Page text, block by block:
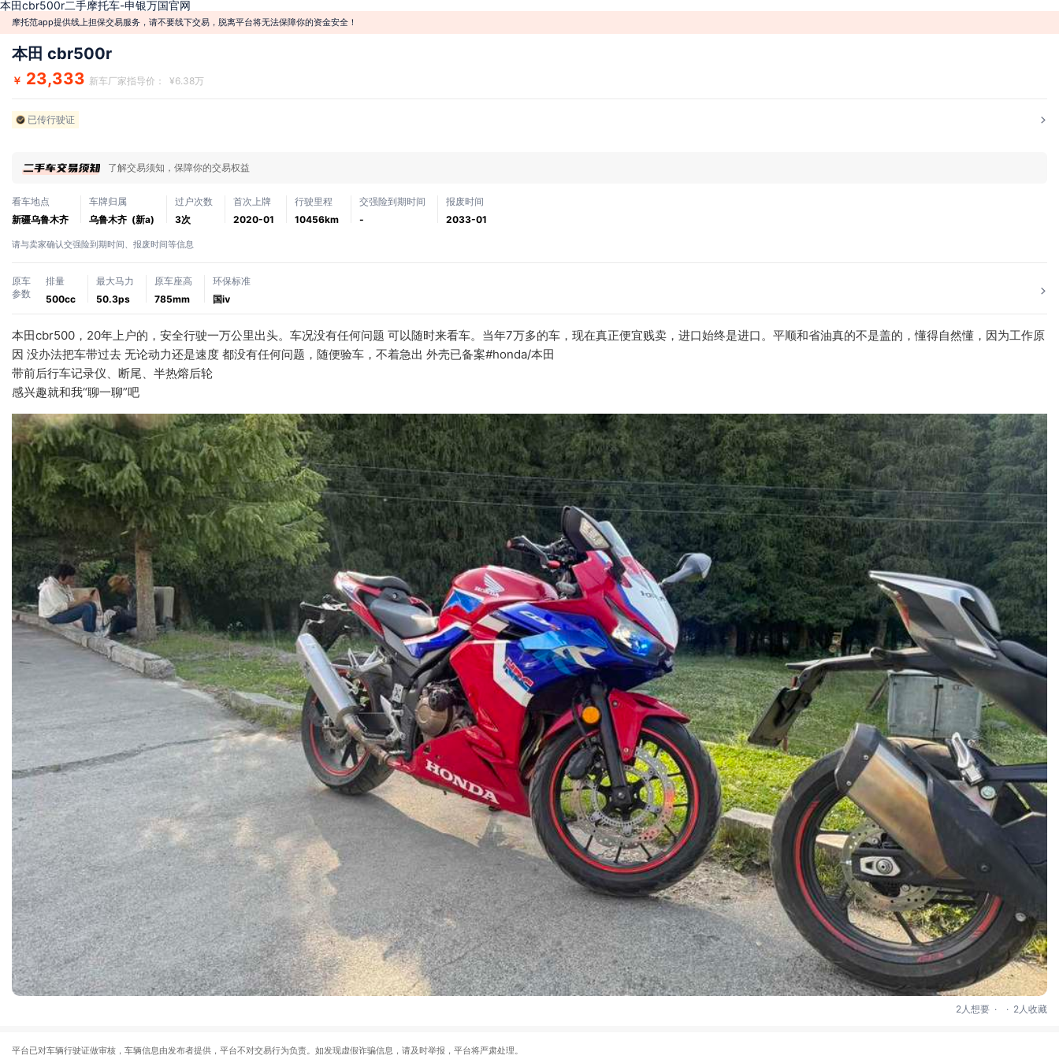
本田cbr500r二手摩托车-申银万国官网
摩托范app提供线上担保交易服务，请不要线下交易，脱离平台将无法保障你的资金安全！
本田 cbr500r
￥ 23,333 新车厂家指导价： ¥6.38万
已传行驶证
了解交易须知，保障你的交易权益
看车地点
新疆乌鲁木齐
车牌归属
乌鲁木齐 (新a)
过户次数
3次
首次上牌
2020-01
行驶里程
10456km
交强险到期时间
-
报废时间
2033-01
请与卖家确认交强险到期时间、报废时间等信息
原车
参数
排量
500cc
最大马力
50.3ps
原车座高
785mm
环保标准
国ⅳ
本田cbr500，20年上户的，安全行驶一万公里出头。车况没有任何问题 可以随时来看车。当年7万多的车，现在真正便宜贱卖，进口始终是进口。平顺和省油真的不是盖的，懂得自然懂，因为工作原
因 没办法把车带过去 无论动力还是速度 都没有任何问题，随便验车，不着急出 外壳已备案#honda/本田
带前后行车记录仪、断尾、半热熔后轮
感兴趣就和我“聊一聊”吧
2人想要 . . 2人收藏
平台已对车辆行驶证做审核，车辆信息由发布者提供，平台不对交易行为负责。如发现虚假诈骗信息，请及时举报，平台将严肃处理。